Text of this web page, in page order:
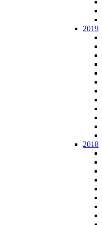
2019
2018